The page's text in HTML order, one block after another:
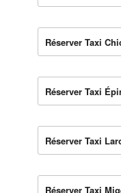
Réserver Taxi
Réserver Taxi
Réserver Taxi
Réserver Taxi